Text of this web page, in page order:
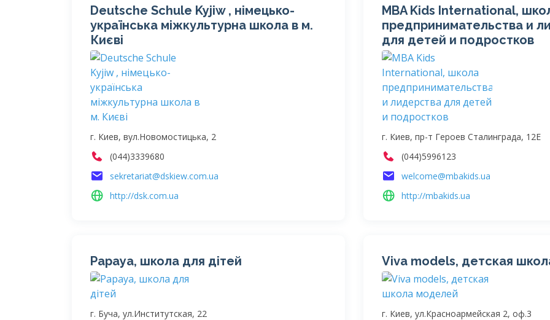
Deutsche Schule Kyjiw , німецько-
українська міжкультурна школа в м.
Києві
г. Киев, вул.Новомостицька, 2
(044)3339680
sekretariat@dskiew.com.ua
http://dsk.com.ua
MBA Kids International,
предпринимательства и
для детей и подростков
г. Киев, пр-т Героев Сталинграда, 12Е
(044)5996123
welcome@mbakids.ua
http://mbakids.ua
Papaya, школа для дітей
г. Буча, ул.Институтская, 22
Viva models, детская
г. Киев, ул.Красноармейская 2, оф.3